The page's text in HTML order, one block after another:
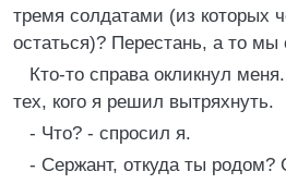
тремя солдатами (из которых
остаться)? Перестань, а то
Кто-то справа окликнул
тех, кого я решил вытряхнуть.
- Что? - спросил я.
- Сержант, откуда ты родом?